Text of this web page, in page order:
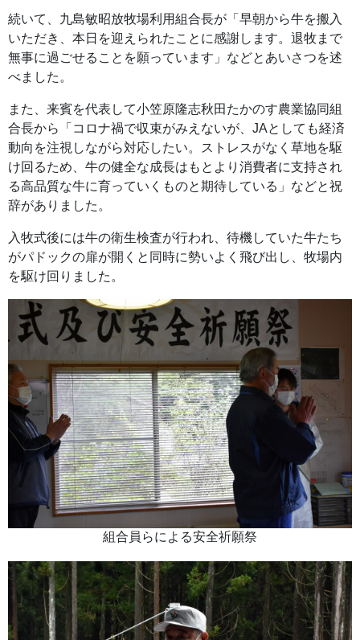
続いて、九島敏昭放牧場利用組合長が「早朝から牛を搬入
いただき、本日を迎えられたことに感謝します。退牧まで
無事に過ごせることを願っています」などとあいさつを述
べました。
また、来賓を代表して小笠原隆志秋田たかのす農業協同組
合長から「コロナ禍で収束がみえないが、JAとしても経済
動向を注視しながら対応したい。ストレスがなく草地を駆
け回るため、牛の健全な成長はもとより消費者に支持され
る高品質な牛に育っていくものと期待している」などと祝
辞がありました。
入牧式後には牛の衛生検査が行われ、待機していた牛たち
がパドックの扉が開くと同時に勢いよく飛び出し、牧場内
を駆け回りました。
組合員らによる安全祈願祭